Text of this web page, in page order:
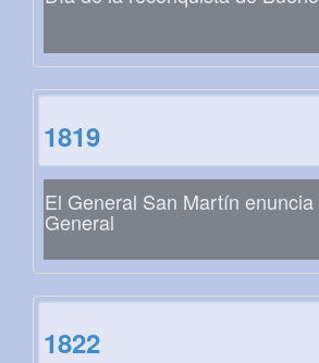
1819
El General San Martín
General
1822